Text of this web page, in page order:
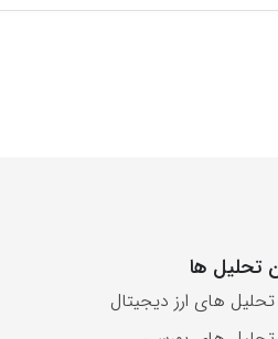
تحلیل ها
های ارز دیجیتال